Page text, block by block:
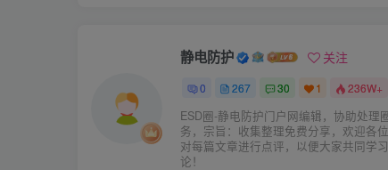
静电防护 关注
0 267 30 1 236W+
ESD圈-静电防护门户网编辑，协助处理
务，宗旨：收集整理免费分享，欢迎各
对每篇文章进行点评，以便大家共同学
论！